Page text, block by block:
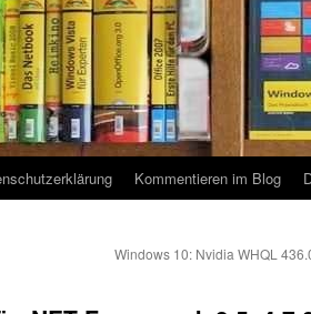
Kommentieren im Blog
Windows 10: Nvidia WHQL